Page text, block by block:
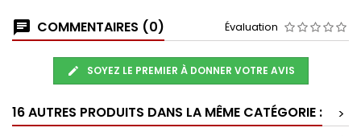
COMMENTAIRES (0) Évaluation
SOYEZ LE PREMIER À DONNER VOTRE AVIS
16 AUTRES PRODUITS DANS LA MÊME CATÉGORIE :
>